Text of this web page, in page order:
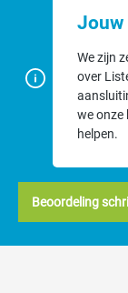
Jouw
We zijn
over
we onze
helpen.
Beoordeling